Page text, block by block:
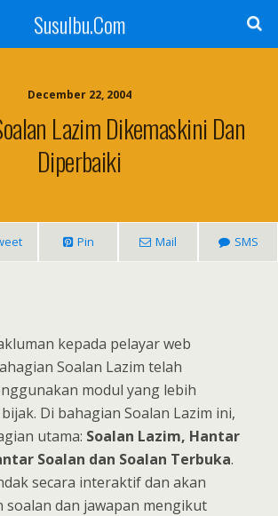
SusuIbu.Com
December 22, 2004
Lazim Dikemaskini Dan
Diperbaiki
Pin Mail SMS
kepada pelayar web
Soalan Lazim telah
modul yang lebih
Di bahagian Soalan Lazim ini,
utama: Soalan Lazim, Hantar
Soalan dan Soalan Terbuka.
secara interaktif dan akan
soalan dan jawapan mengikut